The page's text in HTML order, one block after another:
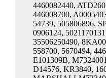
4460082440,
446008700,
54739, 505806896,
0906124,
35506250490,
558700, 5670494,
E101309B,
D14576, KR3840,